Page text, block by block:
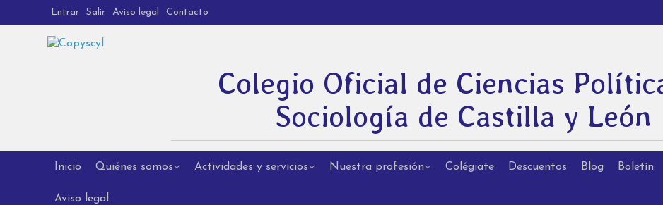
Entrar Salir Aviso legal Contacto
Colegio Oficial de Ciencias
Sociología de Castilla y León
Inicio Quiénes somos Actividades y servicios Nuestra profesión Colégiate Descuentos Blog Boletín
Aviso legal